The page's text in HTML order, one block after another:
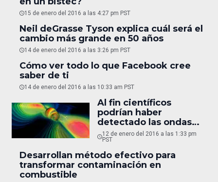
15 de enero del 2016 a las 4:27 pm PST
Neil deGrasse Tyson explica cuál será el
cambio más grande en 50 años
14 de enero del 2016 a las 3:26 pm PST
Cómo ver todo lo que Facebook cree
saber de ti
14 de enero del 2016 a las 10:33 am PST
Al fin científicos
podrían haber
detectado las ondas
gravitacionales de
Einstein
12 de enero del 2016 a las 1:33 pm
PST
Desarrollan método efectivo para
transformar contaminación en
combustible